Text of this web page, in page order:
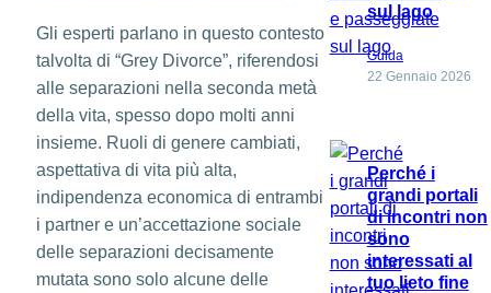
Gli esperti parlano in questo contesto
talvolta di “Grey Divorce”, riferendosi
alle separazioni nella seconda metà
della vita, spesso dopo molti anni
insieme. Ruoli di genere cambiati,
aspettativa di vita più alta,
indipendenza economica di entrambi
i partner e un’accettazione sociale
delle separazioni decisamente
mutata sono solo alcune delle
sul lago
Guida
22 Gennaio 2026
Perché i
grandi portali
di incontri non
sono
interessati al
tuo lieto fine